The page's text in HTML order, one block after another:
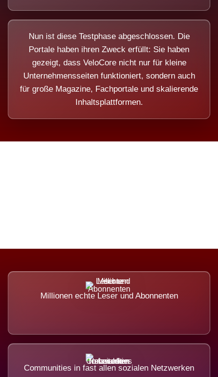
Nun ist diese Testphase abgeschlossen. Die
Portale haben ihren Zweck erfüllt: Sie haben
gezeigt, dass VeloCore nicht nur für kleine
Unternehmensseiten funktioniert, sondern auch
für große Magazine, Fachportale und skalierende
Inhaltsplattformen.
Millionen echte Leser und Abonnenten
Communities in fast allen sozialen Netzwerken